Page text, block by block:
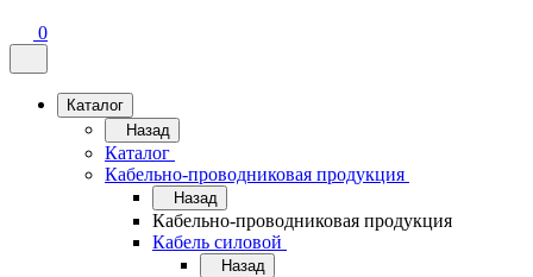
0
Каталог
Назад
Каталог
Кабельно-проводниковая продукция
Назад
Кабельно-проводниковая продукция
Кабель силовой
Назад